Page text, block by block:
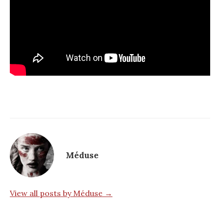
Méduse
View all posts by Méduse →